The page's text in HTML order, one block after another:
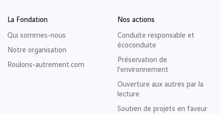
La Fondation
Qui sommes-nous
Notre organisation
Roulons-autrement.com
Nos actions
Conduite responsable et
écoconduite
Préservation de
l’environnement
Ouverture aux autres par la
lecture
Soutien de projets en faveur